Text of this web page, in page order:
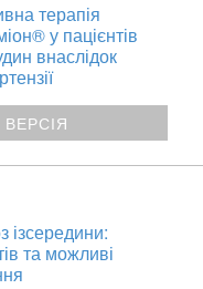
терапія
у пацієнтів
внаслідок
ВЕРСІЯ
ізсередини:
та можливі